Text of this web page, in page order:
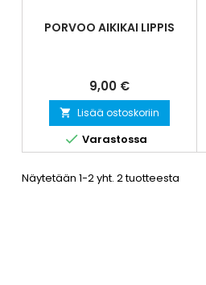
PORVOO AIKIKAI LIPPIS
Hinta
9,00 €
 Lisää ostoskoriin
 Varastossa
Näytetään 1-2 yht. 2 tuotteesta